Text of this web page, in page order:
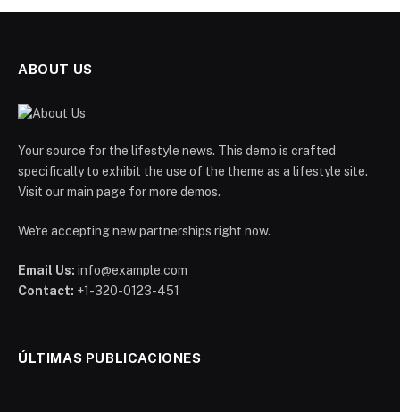
ABOUT US
Your source for the lifestyle news. This demo is crafted
specifically to exhibit the use of the theme as a lifestyle site.
Visit our main page for more demos.
We're accepting new partnerships right now.
Email Us: info@example.com
Contact: +1-320-0123-451
ÚLTIMAS PUBLICACIONES